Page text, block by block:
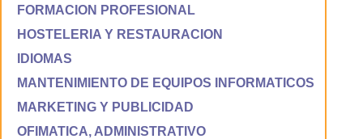
FORMACION PROFESIONAL
HOSTELERIA Y RESTAURACION
IDIOMAS
MANTENIMIENTO DE EQUIPOS INFORMATICOS
MARKETING Y PUBLICIDAD
OFIMATICA, ADMINISTRATIVO